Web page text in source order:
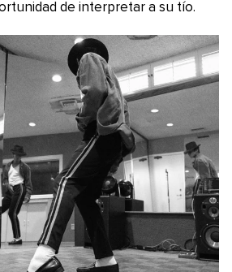
de interpretar a su tío.